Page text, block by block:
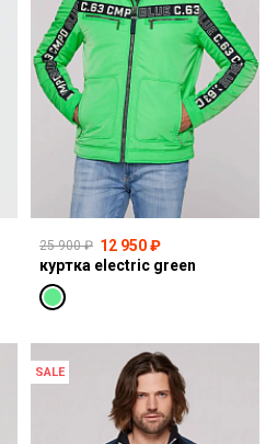
25 900 ₽ 12 950 ₽
куртка electric green
SALE